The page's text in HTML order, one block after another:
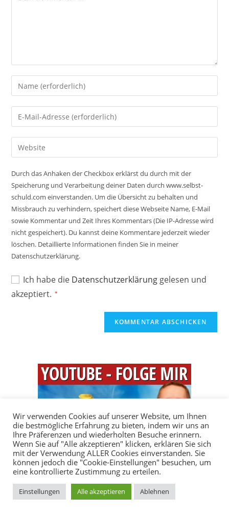
Gib
deinen
Namen
oder
zum
Kommentieren
ein
Gib
deine
E-
Mail-
zum
Kommentieren
ein
Gib
deine
Website-
URL
ein
(optional)
Durch das Anhaken der Checkbox erklärst du durch mit der
Speicherung und Verarbeitung deiner Daten durch www.selbst-
schuld.com einverstanden. Um die Übersicht zu behalten und
Missbrauch zu verhindern, speichert diese Webseite Name, E-Mail
sowie Kommentar und Zeit Ihres Kommentars (Die IP-Adresse wird
nicht gespeichert). Du kannst deine Kommentare jederzeit wieder
löschen. Detaillierte Informationen finden Sie in meiner
Datenschutzerklärung.
Ich habe die Datenschutzerklärung gelesen und
akzeptiert. *
Wir verwenden Cookies auf unserer Website, um Ihnen
die bestmögliche Erfahrung zu bieten, indem wir uns an
Ihre Präferenzen und wiederholten Besuche erinnern.
Wenn Sie auf "Alle akzeptieren" klicken, erklären Sie sich
mit der Verwendung ALLER Cookies einverstanden. Sie
können jedoch die "Cookie-Einstellungen" besuchen, um
eine kontrollierte Zustimmung zu erteilen.
Einstellungen Alle akzeptieren Ablehnen